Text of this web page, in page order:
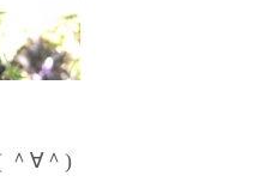
＾∀＾)